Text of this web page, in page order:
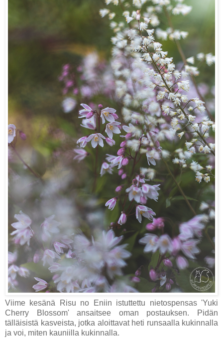
Viime kesänä Risu no Eniin istuttettu nietospensas 'Yuki
Cherry Blossom' ansaitsee oman postauksen. Pidän
tälläisistä kasveista, jotka aloittavat heti runsaalla kukinnalla
ja voi, miten kauniilla kukinnalla.